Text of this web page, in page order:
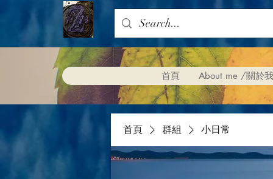
首頁 About me /關於我
首頁 群組 小日常